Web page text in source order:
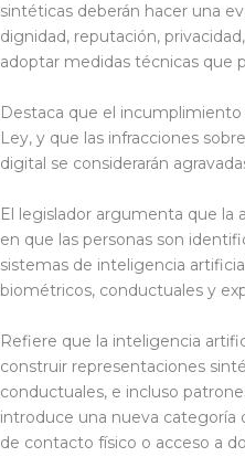
sintéticas deberán hacer una
dignidad, reputación,
adoptar medidas técnicas que
Destaca que el
Ley, y que las infracciones
digital se considerarán
El legislador argumenta que la
en que las personas son
sistemas de inteligencia
biométricos, conductuales y
Refiere que la inteligencia
construir representaciones
conductuales, e incluso
introduce una nueva categoría
de contacto físico o acceso a